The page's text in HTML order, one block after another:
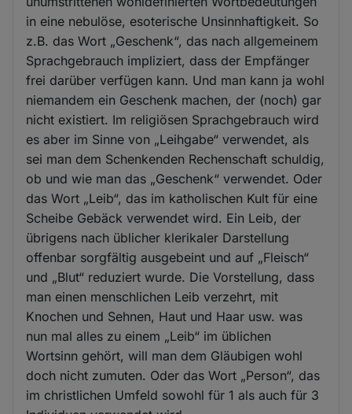
in eine nebulöse, esoterische Unsinnhaftigkeit. So
z.B. das Wort „Geschenk“, das nach allgemeinem
Sprachgebrauch impliziert, dass der Empfänger
frei darüber verfügen kann. Und man kann ja wohl
niemandem ein Geschenk machen, der (noch) gar
nicht existiert. Im religiösen Sprachgebrauch wird
es aber im Sinne von „Leihgabe“ verwendet, als
sei man dem Schenkenden Rechenschaft schuldig,
ob und wie man das „Geschenk“ verwendet. Oder
das Wort „Leib“, das im katholischen Kult für eine
Scheibe Gebäck verwendet wird. Ein Leib, der
übrigens nach üblicher klerikaler Darstellung
offenbar sorgfältig ausgebeint und auf „Fleisch“
und „Blut“ reduziert wurde. Die Vorstellung, dass
man einen menschlichen Leib verzehrt, mit
Knochen und Sehnen, Haut und Haar usw. was
nun mal alles zu einem „Leib“ im üblichen
Wortsinn gehört, will man dem Gläubigen wohl
doch nicht zumuten. Oder das Wort „Person“, das
im christlichen Umfeld sowohl für 1 als auch für 3
Cookies